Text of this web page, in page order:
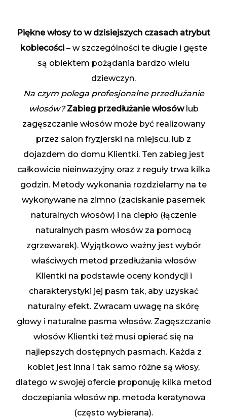
Piękne włosy to w dzisiejszych czasach atrybut
kobiecości– w szczególności te długie i gęste
są obiektem pożądania bardzo wielu
dziewczyn.
Na czym polega profesjonalne przedłużanie
włosów? Zabieg przedłużanie włosówlub
zagęszczanie włosów może być realizowany
przez salon fryzjerski na miejscu, lub z
dojazdem do domu Klientki. Ten zabieg jest
całkowicie nieinwazyjny oraz z reguły trwa kilka
godzin. Metody wykonania rozdzielamy na te
wykonywane na zimno (zaciskanie pasemek
naturalnych włosów) i na ciepło (łączenie
naturalnych pasm włosów za pomocą
zgrzewarek). Wyjątkowo ważny jest wybór
właściwych metod przedłużania włosów
Klientki na podstawie oceny kondycji i
charakterystyki jej pasm tak, aby uzyskać
naturalny efekt. Zwracam uwagę na skórę
głowy i naturalne pasma włosów. Zagęszczanie
włosów Klientki też musi opierać się na
najlepszych dostępnych pasmach. Każda z
kobiet jest inna i tak samo różne są włosy,
dlatego w swojej ofercie proponuję kilka metod
doczepiania włosów np. metoda keratynowa
(często wybierana).